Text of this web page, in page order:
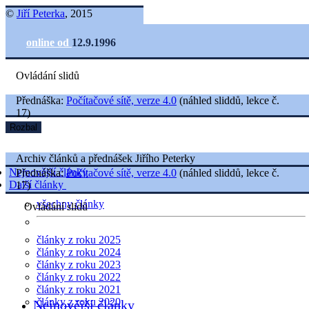
© Jiří Peterka, 2015
online od 12.9.1996
Ovládání slidů
Nejnovější články
Další články
všechny články
články z roku 2025
články z roku 2024
články z roku 2023
články z roku 2022
články z roku 2021
články z roku 2020
Přednáška: Počítačové sítě, verze 4.0 (náhled sliddů, lekce č.
17)
Rozbal
Archiv článků a přednášek Jiřího Peterky
Přednáška:Počítačové sítě, verze 4.0 (náhled sliddů, lekce č.
17)
Ovládání slidů
Nejnovější články